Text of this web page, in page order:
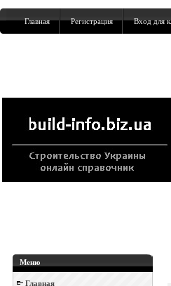
Главная Регистрация Вход для
Меню
Главная